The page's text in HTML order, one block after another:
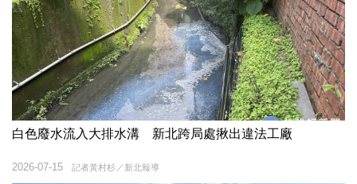
白色廢水流入大排水溝 新北跨局處揪出違法工廠
記者黃村杉／新北報導
2026-07-15